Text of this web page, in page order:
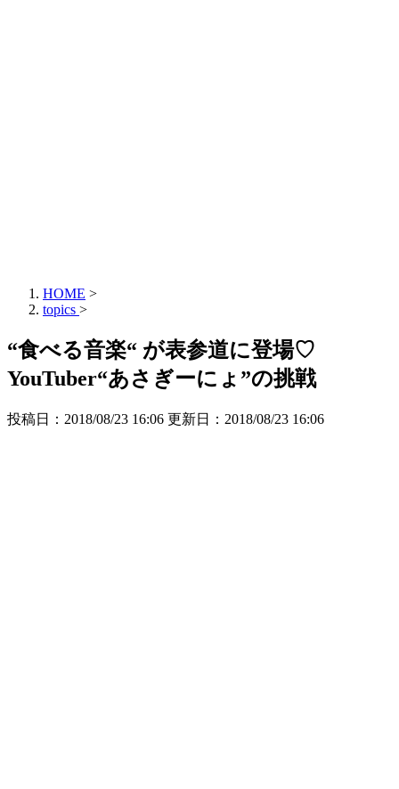
HOME >
topics >
“食べる音楽“ が表参道に登場♡
YouTuber“あさぎーにょ”の挑戦
投稿日：2018/08/23 16:06 更新日： 2018/08/23 16:06